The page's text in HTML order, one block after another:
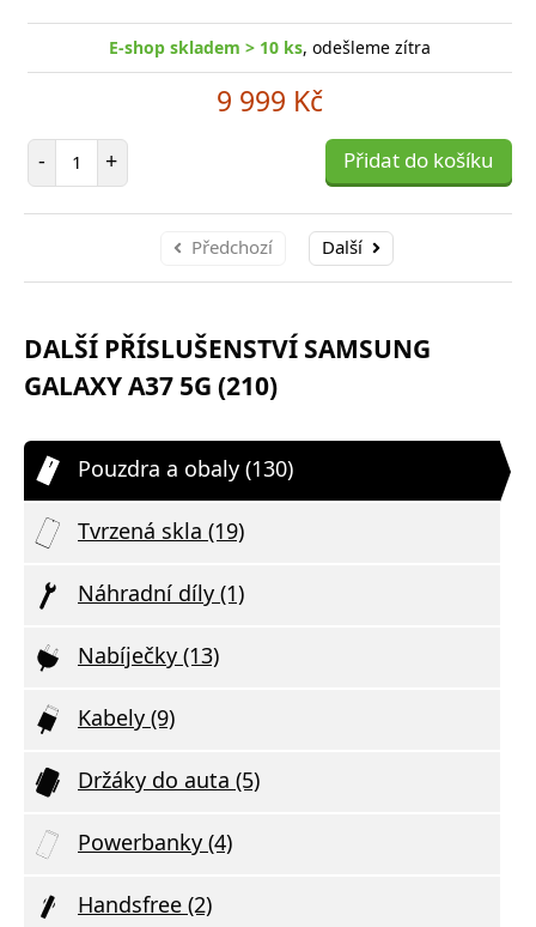
E-shop skladem > 10 ks, odešleme zítra
9 999 Kč
- Počet položek
+ Přidat do košíku
Předchozí Další
DALŠÍ PŘÍSLUŠENSTVÍ SAMSUNG
GALAXY A37 5G (210)
Pouzdra a obaly (130)
Tvrzená skla (19)
Náhradní díly (1)
Nabíječky (13)
Kabely (9)
Držáky do auta (5)
Powerbanky (4)
Handsfree (2)